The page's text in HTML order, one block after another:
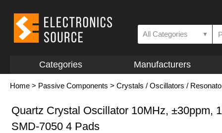
All Categories ▼
Categories Manufacturers
Home > Passive Components > Crystals / Oscillators /
Quartz Crystal Oscillator 10MHz, ±30ppm,
SMD-7050 4 Pads